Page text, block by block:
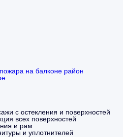
на балконе район
с остекления и поверхностей
всех поверхностей
и рам
и уплотнителей